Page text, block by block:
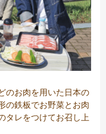
のお肉を用いた日本の
の鉄板でお野菜とお肉
タレをつけてお召し上